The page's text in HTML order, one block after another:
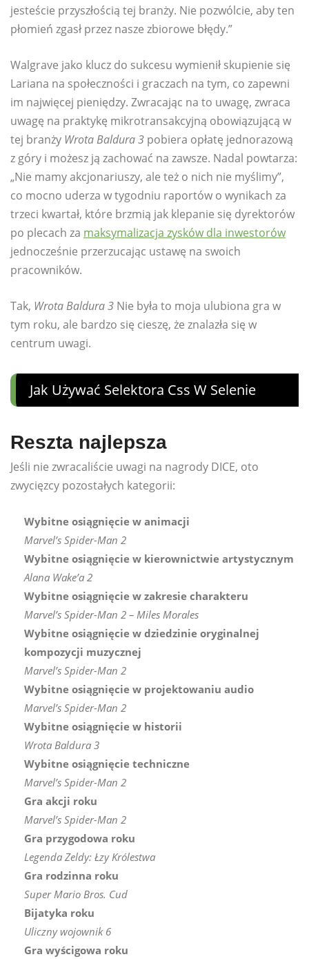
jesteście przyszłością tej branży. Nie pozwólcie, aby ten
płomień zgasł przez nasze zbiorowe błędy.”
Walgrave jako klucz do sukcesu wymienił skupienie się
Lariana na społeczności i graczach na tym, co zapewni
im najwięcej pieniędzy. Zwracając na to uwagę, zwraca
uwagę na praktykę mikrotransakcyjną obowiązującą w
tej branży Wrota Baldura 3 pobiera opłatę jednorazową
z góry i możesz ją zachować na zawsze. Nadal powtarza:
„Nie mamy akcjonariuszy, ale też o nich nie myślimy”,
co mocno uderza w tygodniu raportów o wynikach za
trzeci kwartał, które brzmią jak klepanie się dyrektorów
po plecach za maksymalizacja zysków dla inwestorów
jednocześnie przerzucając ustawę na swoich
pracowników.
Tak, Wrota Baldura 3 Nie była to moja ulubiona gra w
tym roku, ale bardzo się cieszę, że znalazła się w
centrum uwagi.
Jak Używać Selektora Css W Selenie
Reszta najlepsza
Jeśli nie zwracaliście uwagi na nagrody DICE, oto
zwycięzcy pozostałych kategorii:
Wybitne osiągnięcie w animacji
Marvel’s Spider-Man 2
Wybitne osiągnięcie w kierownictwie artystycznym
Alana Wake’a 2
Wybitne osiągnięcie w zakresie charakteru
Marvel’s Spider-Man 2 – Miles Morales
Wybitne osiągnięcie w dziedzinie oryginalnej
kompozycji muzycznej
Marvel’s Spider-Man 2
Wybitne osiągnięcie w projektowaniu audio
Marvel’s Spider-Man 2
Wybitne osiągnięcie w historii
Wrota Baldura 3
Wybitne osiągnięcie techniczne
Marvel’s Spider-Man 2
Gra akcji roku
Marvel’s Spider-Man 2
Gra przygodowa roku
Legenda Zeldy: Łzy Królestwa
Gra rodzinna roku
Super Mario Bros. Cud
Bijatyka roku
Uliczny wojownik 6
Gra wyścigowa roku